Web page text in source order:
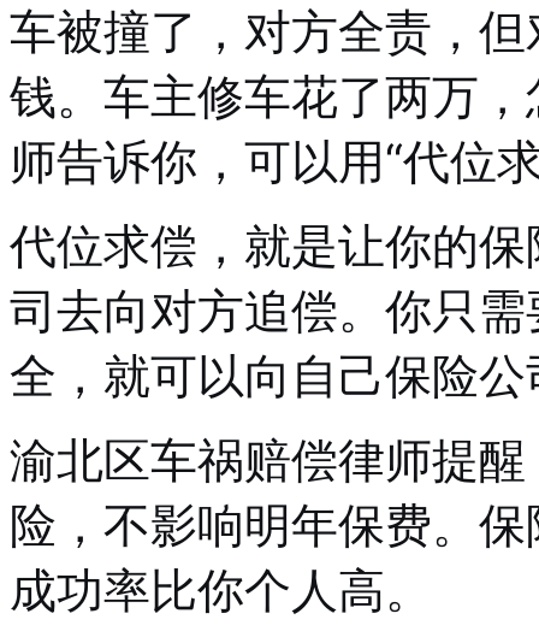
车被撞了，对方全责，
钱。车主修车花了两万
师告诉你，可以用“代位
代位求偿，就是让你的
司去向对方追偿。你只
全，就可以向自己保险
渝北区车祸赔偿律师提
险，不影响明年保费。
成功率比你个人高。